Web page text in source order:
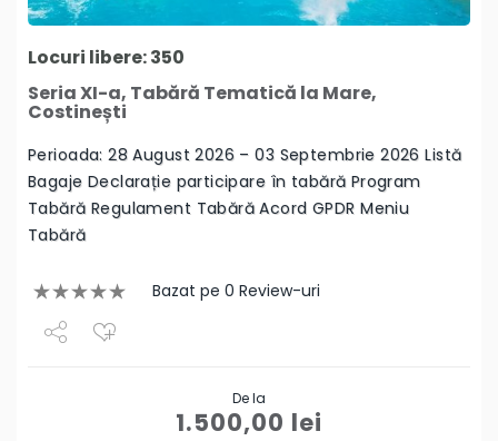
Locuri libere: 350
Seria XI-a, Tabără Tematică la Mare,
Costinești
Perioada: 28 August 2026 – 03 Septembrie 2026 Listă
Bagaje Declarație participare în tabără Program
Tabără Regulament Tabără Acord GPDR Meniu
Tabără
Bazat pe 0 Review-uri
De la
1.500,00 lei